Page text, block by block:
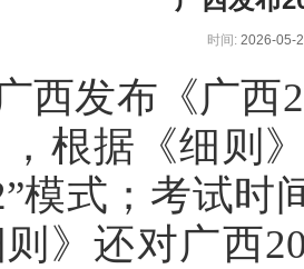
时间: 2026-05-
西发布《广西
根据《细则
模式；考试时
》还对广西